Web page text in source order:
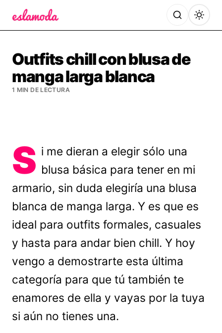
Outfits chill con blusa de
manga larga blanca
1 MIN DE LECTURA
S i me dieran a elegir sólo una
blusa básica para tener en mi
armario, sin duda elegiría una blusa
blanca de manga larga. Y es que es
ideal para outfits formales, casuales
y hasta para andar bien chill. Y hoy
vengo a demostrarte esta última
categoría para que tú también te
enamores de ella y vayas por la tuya
si aún no tienes una.